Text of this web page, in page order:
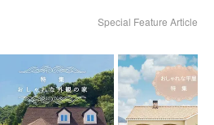
Special Feature Article